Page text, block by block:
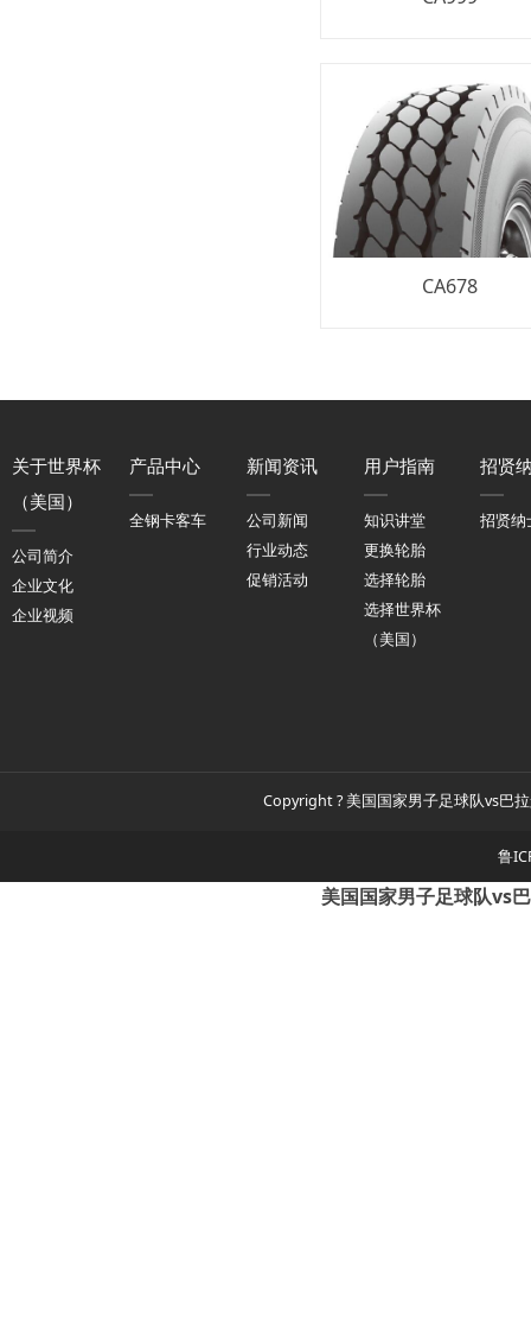
CA678
关于世界杯
（美国）
公司简介
企业文化
企业视频
产品中心
全钢卡客车
新闻资讯
公司新闻
行业动态
促销活动
用户指南
知识讲堂
更换轮胎
选择轮胎
选择世界杯
（美国）
招贤
招贤纳
Copyright ? 美国国家男子足球队vs巴
鲁
美国国家男子足球队vs